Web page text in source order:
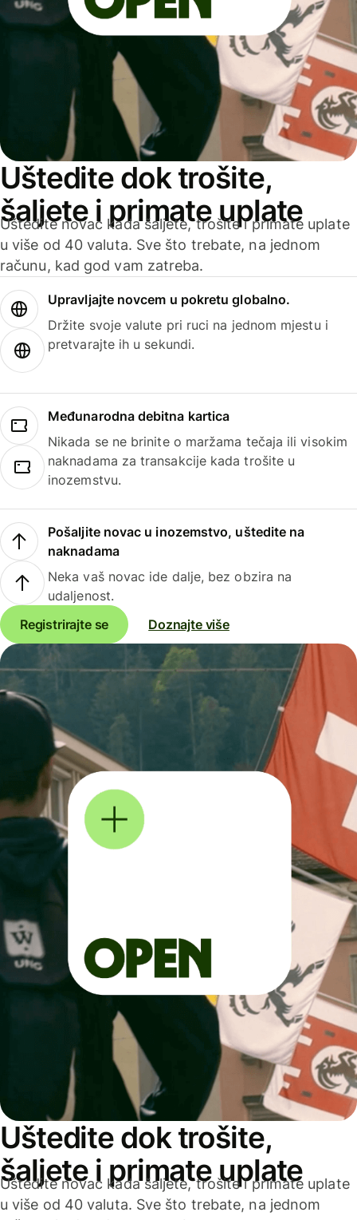
Uštedite dok trošite,
šaljete i primate uplate
Uštedite novac kada šaljete, trošite i primate uplate
u više od 40 valuta. Sve što trebate, na jednom
računu, kad god vam zatreba.
Upravljajte novcem u pokretu globalno.
Držite svoje valute pri ruci na jednom mjestu i
pretvarajte ih u sekundi.
Međunarodna debitna kartica
Nikada se ne brinite o maržama tečaja ili visokim
naknadama za transakcije kada trošite u
inozemstvu.
Pošaljite novac u inozemstvo, uštedite na
naknadama
Neka vaš novac ide dalje, bez obzira na
udaljenost.
Registrirajte se
Doznajte više
Uštedite dok trošite,
šaljete i primate uplate
Uštedite novac kada šaljete, trošite i primate uplate
u više od 40 valuta. Sve što trebate, na jednom